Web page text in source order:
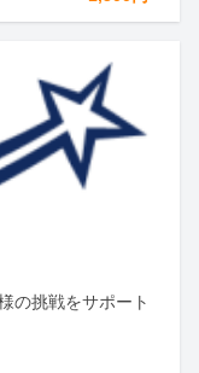
の挑戦をサポート